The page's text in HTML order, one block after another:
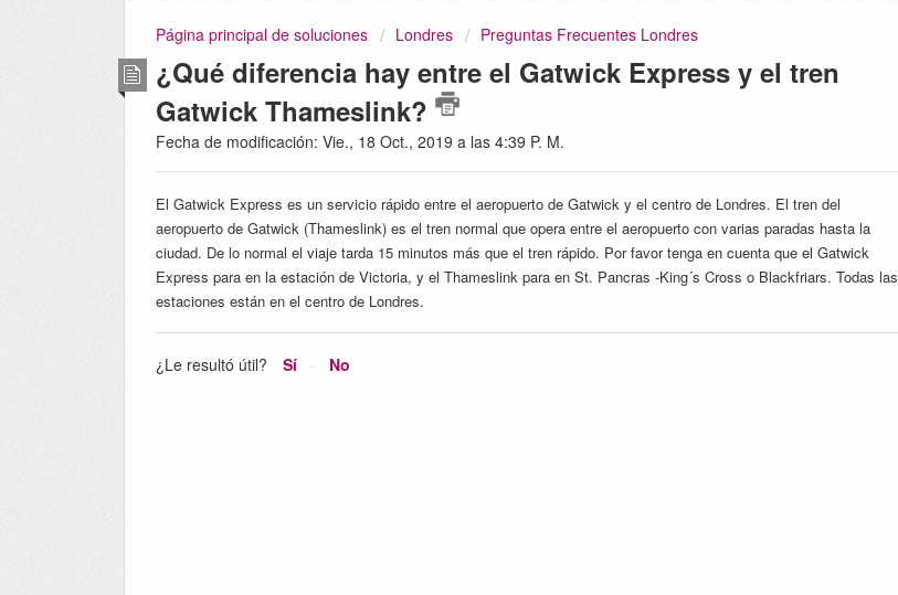
Página principal de soluciones Londres Preguntas Frecuentes Londres
¿Qué diferencia hay entre el Gatwick Express y el tren
Gatwick Thameslink?
Fecha de modificación: Vie., 18 Oct., 2019 a las 4:39 P. M.
El Gatwick Express es un servicio rápido entre el aeropuerto de Gatwick y el centro de Londres. El tren del
aeropuerto de Gatwick (Thameslink) es el tren normal que opera entre el aeropuerto con varias paradas hasta la
ciudad. De lo normal el viaje tarda 15 minutos más que el tren rápido. Por favor tenga en cuenta que el Gatwick
Express para en la estación de Victoria, y el Thameslink para en St. Pancras -King´s Cross o Blackfriars. Todas las
estaciones están en el centro de Londres.
¿Le resultó útil? Sí No